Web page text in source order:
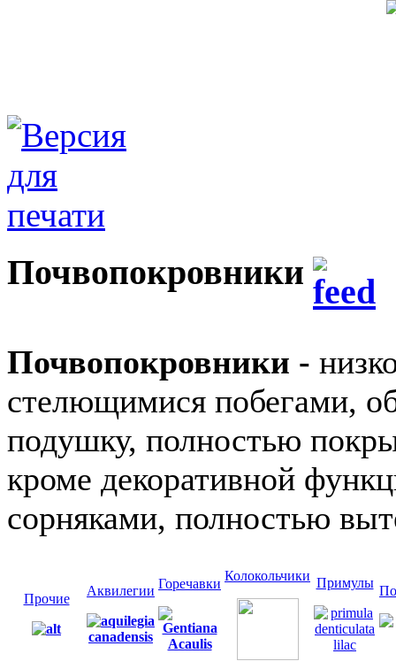
Почвопокровники
Почвопокровники -
стелющимися побегами,
подушку, полностью
кроме декоративной
сорняками, полностью
Прочие
Аквилегии Горечавки
Колокольчики Примулы